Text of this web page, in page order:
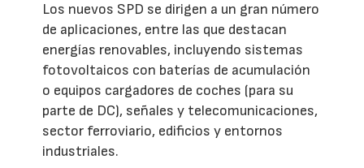
Los nuevos SPD se dirigen a un gran número
de aplicaciones, entre las que destacan
energías renovables, incluyendo sistemas
fotovoltaicos con baterías de acumulación
o equipos cargadores de coches (para su
parte de DC), señales y telecomunicaciones,
sector ferroviario, edificios y entornos
industriales.